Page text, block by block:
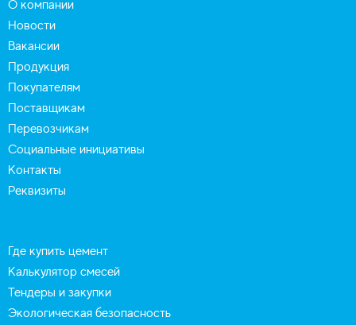
О компании
Новости
Вакансии
Продукция
Покупателям
Поставщикам
Перевозчикам
Социальные инициативы
Контакты
Реквизиты
Где купить цемент
Калькулятор смесей
Тендеры и закупки
Экологическая безопасность